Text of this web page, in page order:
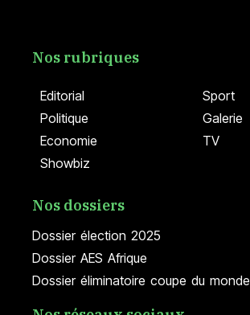
Editorial
Politique
Economie
Showbiz
Sport
Galerie
TV
Nos rubriques
Dossier élection 2025
Dossier AES Afrique
Dossier éliminatoire coupe du monde
Nos dossiers